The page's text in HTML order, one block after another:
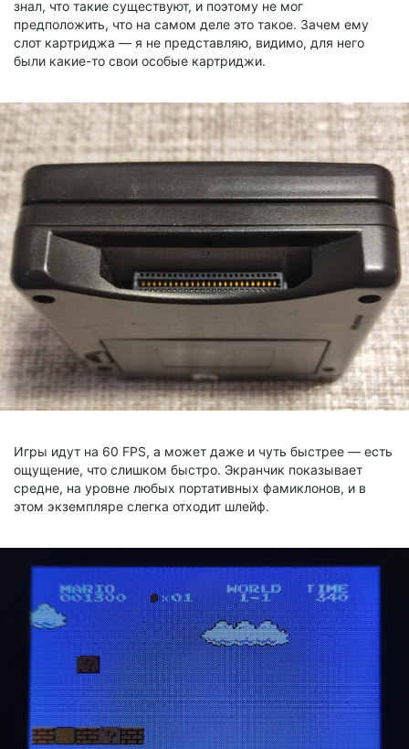
знал, что такие существуют, и поэтому не мог
предположить, что на самом деле это такое. Зачем ему
слот картриджа — я не представляю, видимо, для него
были какие-то свои особые картриджи.
Игры идут на 60 FPS, а может даже и чуть быстрее — есть
ощущение, что слишком быстро. Экранчик показывает
средне, на уровне любых портативных фамиклонов, и в
этом экземпляре слегка отходит шлейф.